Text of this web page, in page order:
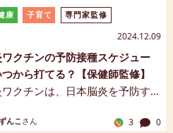
に対する抗体ができ、おたふ
かりにくくなります。この記
おたふくかぜワクチンの概要、
、副反応についてご紹介しま
師監修】【マンガ解説】
んこさん
クチンの予防接種スケジュー
から打てる？【保健師監修】
クチンは、日本脳炎を予防す
炎に対する抗体ができ、かか
康 子育て 専門家監修
2024.12.09
3 0